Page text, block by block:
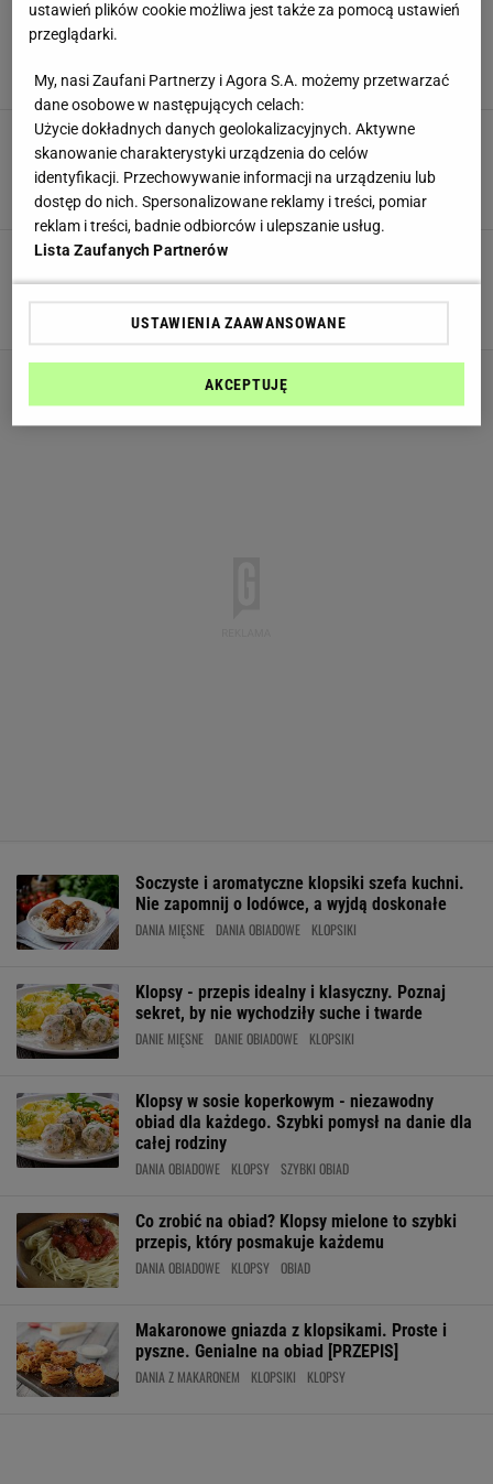
Klasyk na talerzu, czyli soczyste mięso w
DANIA OBIADOWE KLOPSY MIĘSO
Główny składnik możesz wyhodować w domu i
zrobić obiad idealny. Niesamowite, że wychodzi
z niego coś takiego
BOCZNIAKI DANIA OBIADOWE KLOPSY
Masz dość zwykłych klopsów? Te zrobione są z
ryby i są zatopione w zalewie. Postoją nawet do
Wielkanocy
DANIA OBIADOWE KLOPSY NEWS
Soczyste i aromatyczne klopsiki szefa kuchni.
Nie zapomnij o lodówce, a wyjdą doskonałe
DANIA MIĘSNE DANIA OBIADOWE KLOPSIKI
Klopsy - przepis idealny i klasyczny. Poznaj
sekret, by nie wychodziły suche i twarde
DANIE MIĘSNE DANIE OBIADOWE KLOPSIKI
Klopsy w sosie koperkowym - niezawodny
obiad dla każdego. Szybki pomysł na danie dla
całej rodziny
DANIA OBIADOWE KLOPSY SZYBKI OBIAD
Co zrobić na obiad? Klopsy mielone to szybki
przepis, który posmakuje każdemu
DANIA OBIADOWE KLOPSY OBIAD
Makaronowe gniazda z klopsikami. Proste i
pyszne. Genialne na obiad [PRZEPIS]
DANIA Z MAKARONEM KLOPSIKI KLOPSY
ustawień plików cookie możliwa jest także za pomocą ustawień
przeglądarki.
My, nasi Zaufani Partnerzy i Agora S.A. możemy przetwarzać
dane osobowe w następujących celach:
Użycie dokładnych danych geolokalizacyjnych. Aktywne
skanowanie charakterystyki urządzenia do celów
identyfikacji. Przechowywanie informacji na urządzeniu lub
dostęp do nich. Spersonalizowane reklamy i treści, pomiar
reklam i treści, badnie odbiorców i ulepszanie usług.
Lista Zaufanych Partnerów
USTAWIENIA ZAAWANSOWANE
AKCEPTUJĘ